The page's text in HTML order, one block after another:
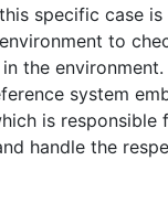
specific case is
to
the
system
is responsible
handle the